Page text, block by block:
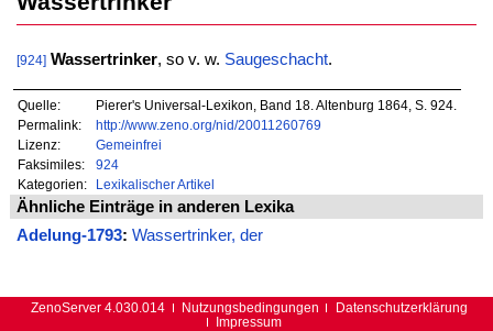
[924] Wassertrinker, so v. w. Saugeschacht.
Quelle:
Pierer's Universal-Lexikon, Band 18. Altenburg 1864, S. 924.
Permalink:
http://www.zeno.org/nid/20011260769
Lizenz:
Gemeinfrei
Faksimiles:
924
Kategorien:
Lexikalischer Artikel
Ähnliche Einträge in anderen Lexika
Adelung-1793: Wassertrinker, der
ZenoServer 4.030.014 Nutzungsbedingungen
Datenschutzerklärung
Impressum